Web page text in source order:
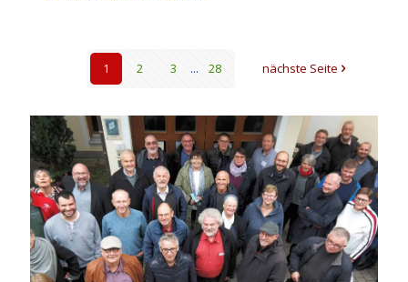
1 2 3 ... 28 nächste Seite